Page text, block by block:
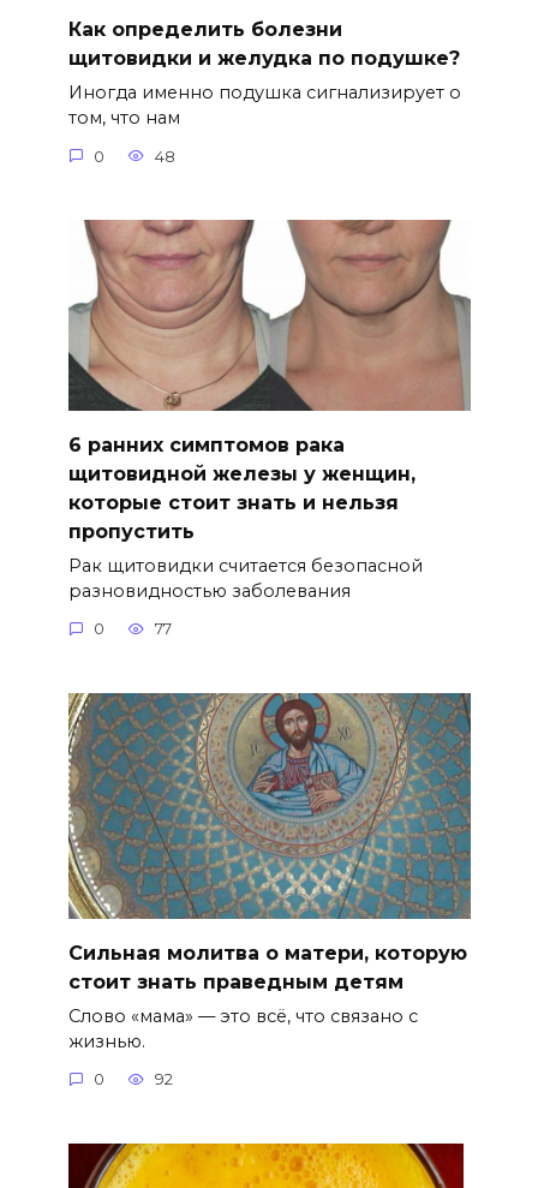
Как определить болезни
щитовидки и желудка по подушке?
Иногда именно подушка сигнализирует о
том, что нам
0 48
6 ранних симптомов рака
щитовидной железы у женщин,
которые стоит знать и нельзя
пропустить
Рак щитовидки считается безопасной
разновидностью заболевания
0 77
Сильная молитва о матери, которую
стоит знать праведным детям
Слово «мама» — это всё, что связано с
жизнью.
0 92